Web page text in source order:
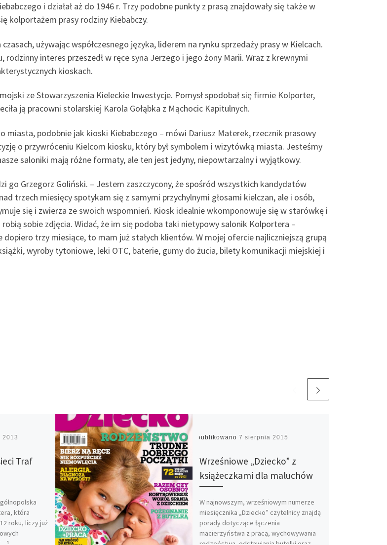
i działał aż do 1946 r. Trzy podobne punkty z prasą znajdowały się także w
kolportażem prasy rodziny Kiebabczy.
używając współczesnego języka, liderem na rynku sprzedaży prasy w Kielcach.
rodzinny interes przeszedł w ręce syna Jerzego i jego żony Marii. Wraz z krewnymi
kioskach.
ze Stowarzyszenia Kieleckie Inwestycje. Pomysł spodobał się firmie Kolporter,
ją pracowni stolarskiej Karola Gołąbka z Mąchocic Kapitulnych.
podobnie jak kioski Kiebabczego – mówi Dariusz Materek, rzecznik prasowy
o przywróceniu Kielcom kiosku, który był symbolem i wizytówką miasta. Jesteśmy
saloniki mają różne formaty, ale ten jest jedyny, niepowtarzalny i wyjątkowy.
go Grzegorz Goliński. – Jestem zaszczycony, że spośród wszystkich kandydatów
trzech miesięcy spotykam się z samymi przychylnymi głosami kielczan, ale i osób,
się i zwierza ze swoich wspomnień. Kiosk idealnie wkomponowuje się w starówkę i
sobie zdjęcia. Widać, że im się podoba taki nietypowy salonik Kolportera –
trzy miesiące, to mam już stałych klientów. W mojej ofercie najliczniejszą grupą
wyroby tytoniowe, leki OTC, baterie, gumy do żucia, bilety komunikacji miejskiej i
2013
Traf
która
roku, liczy już
Opublikowano 7 sierpnia 2015
Wrześniowe „Dziecko” z
książeczkami dla maluchów
W najnowszym, wrześniowym numerze
miesięcznika „Dziecko” czytelnicy znajdą
porady dotyczące łączenia
macierzyństwa z pracą, wychowywania